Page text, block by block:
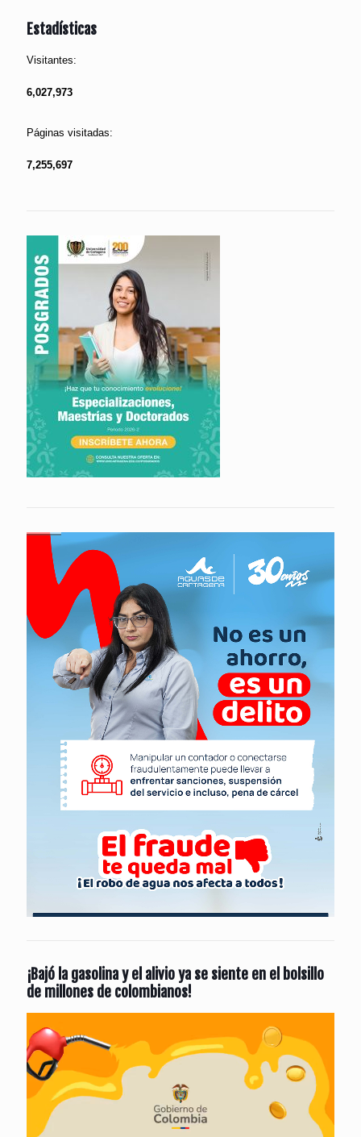
Estadísticas
Visitantes:
6,027,973
Páginas visitadas:
7,255,697
¡Bajó la gasolina y el alivio ya se siente en el bolsillo
de millones de colombianos!
de
vídeo